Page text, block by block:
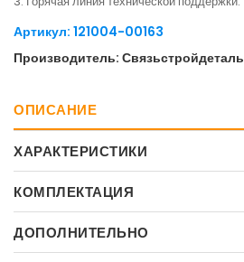
Артикул: 121004-00163
Производитель: Связьстройдеталь
ОПИСАНИЕ
ХАРАКТЕРИСТИКИ
КОМПЛЕКТАЦИЯ
ДОПОЛНИТЕЛЬНО